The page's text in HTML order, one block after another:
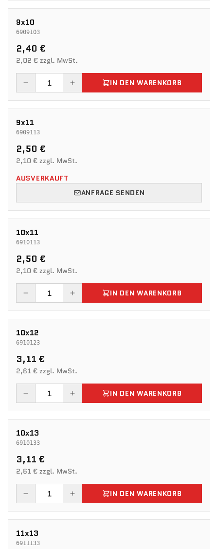
9x10
6909103
2,40 €
2,02 € zzgl. MwSt.
IN DEN WARENKORB
9x11
6909113
2,50 €
2,10 € zzgl. MwSt.
AUSVERKAUFT
ANFRAGE SENDEN
10x11
6910113
2,50 €
2,10 € zzgl. MwSt.
IN DEN WARENKORB
10x12
6910123
3,11 €
2,61 € zzgl. MwSt.
IN DEN WARENKORB
10x13
6910133
3,11 €
2,61 € zzgl. MwSt.
IN DEN WARENKORB
11x13
6911133